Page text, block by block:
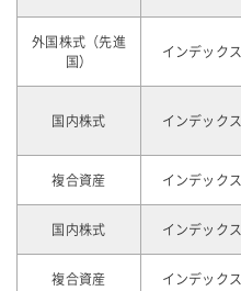
外国株式（先進
国）
インデックス
国内株式 インデックス
複合資産 インデックス
国内株式 インデックス
複合資産 インデックス